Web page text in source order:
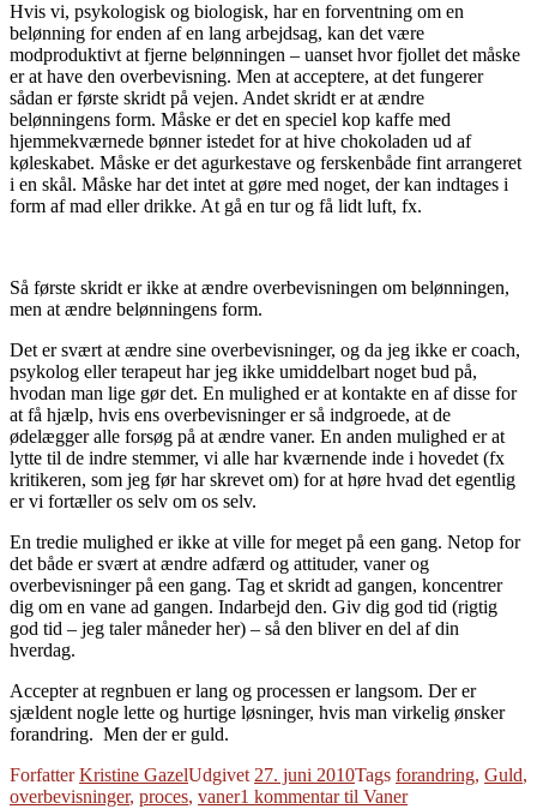
Hvis vi, psykologisk og biologisk, har en forventning om en
belønning for enden af en lang arbejdsag, kan det være
modproduktivt at fjerne belønningen – uanset hvor fjollet det måske
er at have den overbevisning. Men at acceptere, at det fungerer
sådan er første skridt på vejen. Andet skridt er at ændre
belønningens form. Måske er det en speciel kop kaffe med
hjemmekværnede bønner istedet for at hive chokoladen ud af
køleskabet. Måske er det agurkestave og ferskenbåde fint arrangeret
i en skål. Måske har det intet at gøre med noget, der kan indtages i
form af mad eller drikke. At gå en tur og få lidt luft, fx.
Så første skridt er ikke at ændre overbevisningen om belønningen,
men at ændre belønningens form.
Det er svært at ændre sine overbevisninger, og da jeg ikke er coach,
psykolog eller terapeut har jeg ikke umiddelbart noget bud på,
hvodan man lige gør det. En mulighed er at kontakte en af disse for
at få hjælp, hvis ens overbevisninger er så indgroede, at de
ødelægger alle forsøg på at ændre vaner. En anden mulighed er at
lytte til de indre stemmer, vi alle har kværnende inde i hovedet (fx
kritikeren, som jeg før har skrevet om) for at høre hvad det egentlig
er vi fortæller os selv om os selv.
En tredie mulighed er ikke at ville for meget på een gang. Netop for
det både er svært at ændre adfærd og attituder, vaner og
overbevisninger på een gang. Tag et skridt ad gangen, koncentrer
dig om en vane ad gangen. Indarbejd den. Giv dig god tid (rigtig
god tid – jeg taler måneder her) – så den bliver en del af din
hverdag.
Accepter at regnbuen er lang og processen er langsom. Der er
sjældent nogle lette og hurtige løsninger, hvis man virkelig ønsker
forandring. Men der er guld.
ForfatterKristine GazelUdgivet 27. juni 2010Tags forandring, Guld,
overbevisninger, proces, vaner1 kommentartil Vaner